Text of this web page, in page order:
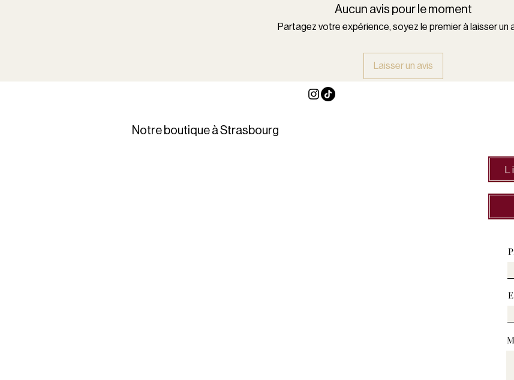
Aucun avis pour le moment
Partagez votre expérience, soyez le premier à laisser un
Laisser un avis
Notre boutique à Strasbourg